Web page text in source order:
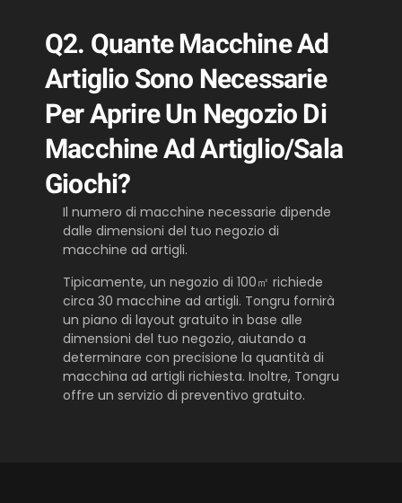
Q2. Quante Macchine Ad
Artiglio Sono Necessarie
Per Aprire Un Negozio Di
Macchine Ad Artiglio/sala
Giochi?
Il numero di macchine necessarie dipende
dalle dimensioni del tuo negozio di
macchine ad artigli.
Tipicamente, un negozio di 100㎡ richiede
circa 30 macchine ad artigli. Tongru fornirà
un piano di layout gratuito in base alle
dimensioni del tuo negozio, aiutando a
determinare con precisione la quantità di
macchina ad artigli richiesta. Inoltre, Tongru
offre un servizio di preventivo gratuito.